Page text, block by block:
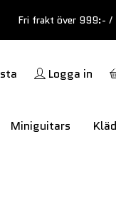
Fri frakt över 999:- /
Logga in
Miniguitars